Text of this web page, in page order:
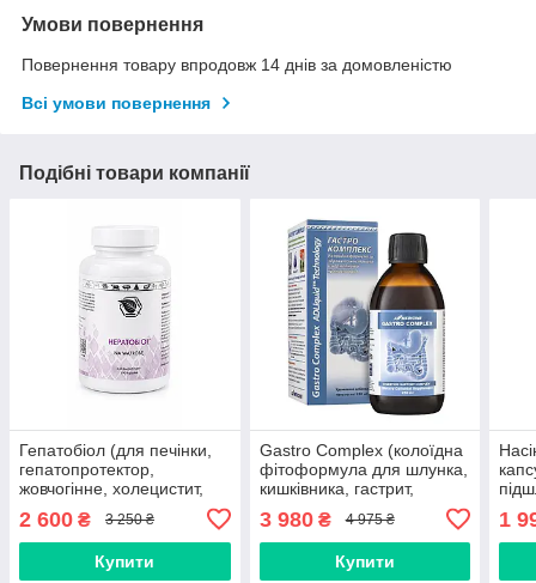
Умови повернення
Повернення товару впродовж 14 днів за домовленістю
Всі умови повернення
Подібні товари компанії
Гепатобіол (для печінки,
гепатопротектор,
жовчогінне, холецистит,
ішемія, гіпертонія, гастрит,
панкреатит)
2 600 ₴ 3 250 ₴
Купити
Gastro Complex (колоїдна
фітоформула для шлунка,
кишківника, гастрит,
гастродуоденіт, закреп,
атрофічний гастрит)
3 980₴ 4 975 ₴
Купити
1